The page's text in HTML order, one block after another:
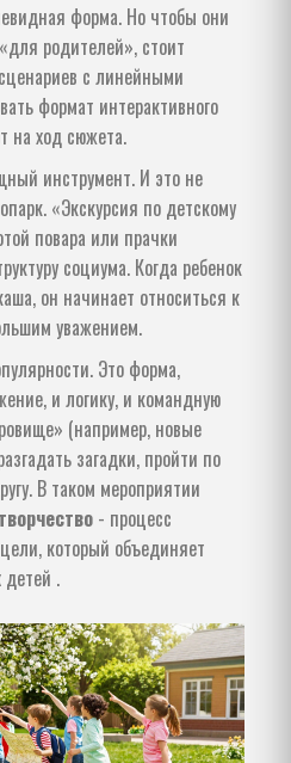
форма. Но чтобы они
родителей», стоит
с линейными
формат интерактивного
на ход сюжета.
инструмент. И это не
«Экскурсия по детскому
повара или прачки
социума. Когда ребенок
он начинает относиться к
уважением.
Это форма,
и логику, и командную
(например, новые
загадки, пройти по
В таком мероприятии
- процесс
который объединяет
.